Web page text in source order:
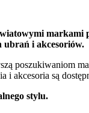
ubrań i akcesoriów.
poszukiwaniom
i akcesoria są
stylu.